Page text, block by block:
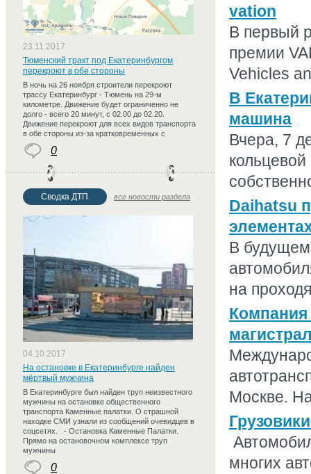
vation
В первый
премии
Vehicles
В
машина
Вчера, 7
Daihatsu
В будущем
на
Москве.
многих
23.11.2017
Тюменский тракт под Екатеринбургом
перекроют в обе стороны
В ночь на 26 ноября строители перекроют
трассу Екатеринбург - Тюмень на 29-м
километре. Движение будет ограниченно не
долго - всего 20 минут, с 02.00 до 02.20.
Движение перекроют для всех видов транспорта
в обе стороны из-за кратковременных с
0
Сводка ДТП все новости раздела
04.10.2017
На остановке в Екатеринбурге найден
мёртвый мужчина
В Екатеринбурге был найден труп неизвестного
мужчины на остановке общественного
транспорта Каменные палатки. О страшной
находке СМИ узнали из сообщений очевидцев в
соцсетях. - Остановка Каменные Палатки.
Прямо на остановочном комплексе труп
мужчины
0